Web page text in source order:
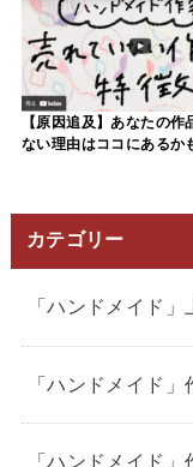
【原因追及】あなたの作
ない理由はココにあるか
カテゴリー
「ハンドメイド
「ハンドメイド
「ハンドメイド